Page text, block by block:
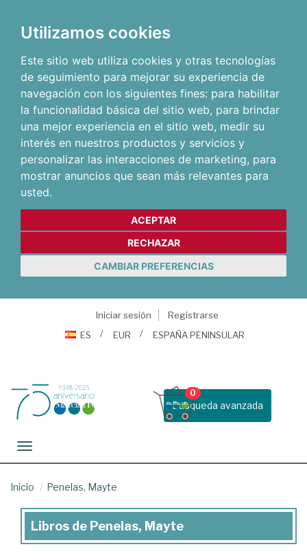
Utilizamos cookies
Este sitio web utiliza cookies y otras tecnologías
de seguimiento para mejorar su experiencia de
navegación con los siguientes fines: para habilitar
la funcionalidad básica del sitio web, para brindar
una mejor experiencia en el sitio web, medir su
interés en nuestros productos y servicios y
personalizar las interacciones de marketing, para
mostrar anuncios que sean más relevantes para
usted.
ACEPTAR
RECHAZAR
CAMBIAR PREFERENCIAS
Iniciar sesión
Registrarse
ES
EUR ESPAÑA PENINSULAR
Busqueda avanzada
0
Toggle navigation
Inicio Penelas, Mayte
Libros
Libros de Penelas, Mayte